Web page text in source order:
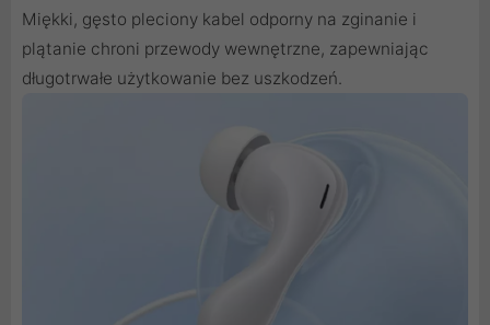
Miękki, gęsto pleciony kabel odporny na zginanie i
plątanie chroni przewody wewnętrzne, zapewniając
długotrwałe użytkowanie bez uszkodzeń.